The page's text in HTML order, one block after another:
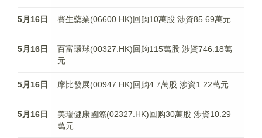
5月16日 賽生藥業(06600.HK)回购10萬股 涉資85.69萬元
5月16日
百富環球(00327.HK)回购115萬股 涉資746.18萬
元
5月16日 摩比發展(00947.HK)回购4.7萬股 涉資1.22萬元
5月16日
美瑞健康國際(02327.HK)回购30萬股 涉資10.29
萬元